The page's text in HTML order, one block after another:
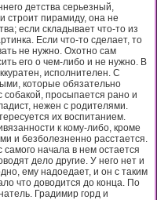
детства серьезный,
строит пирамиду, она не
если складывает что-то из
Если что-то сделает, то
не нужно. Охотно сам
его о чем-либо и не нужно. В
исполнителен. С
которые обязательно
собакой, просыпается рано и
нежен с родителями.
их воспитанием.
к кому-либо, кроме
и безболезненно расстается.
начала в нем остается
дело другие. У него нет и
ему надоедает, и он с таким
что доводится до конца. По
Градимир горд и